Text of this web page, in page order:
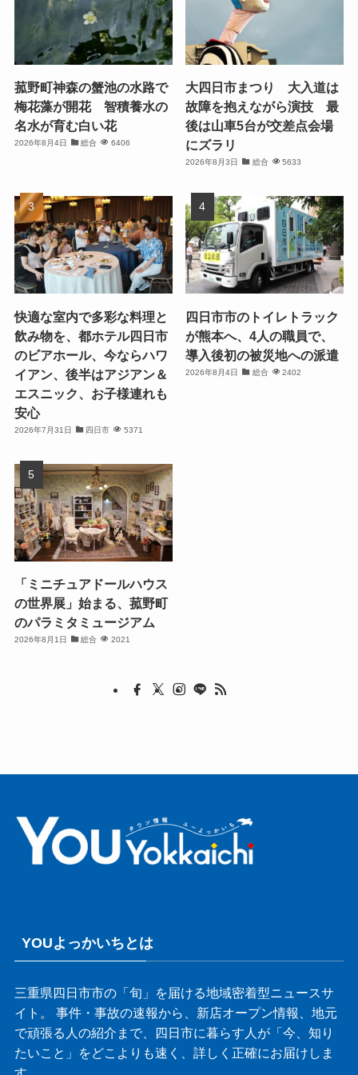
菰野町神森の蟹池の水路で
梅花藻が開花 智積養水の
名水が育む白い花
2026年8月4日 総合 6406
大四日市まつり 大入道は
故障を抱えながら演技 最
後は山車5台が交差点会場
にズラリ
2026年8月3日 総合 5633
快適な室内で多彩な料理と
飲み物を、都ホテル四日市
のビアホール、今ならハワ
イアン、後半はアジアン＆
エスニック、お子様連れも
安心
2026年7月31日 四日市 5371
四日市市のトイレトラック
が熊本へ、4人の職員で、
導入後初の被災地への派遣
2026年8月4日 総合 2402
「ミニチュアドールハウス
の世界展」始まる、菰野町
のパラミタミュージアム
2026年8月1日 総合 2021
YOUよっかいちとは
三重県四日市市の「旬」を届ける地域密着型ニュースサ
イト。 事件・事故の速報から、新店オープン情報、地元
で頑張る人の紹介まで、四日市に暮らす人が「今、知り
たいこと」をどこよりも速く、詳しく正確にお届けしま